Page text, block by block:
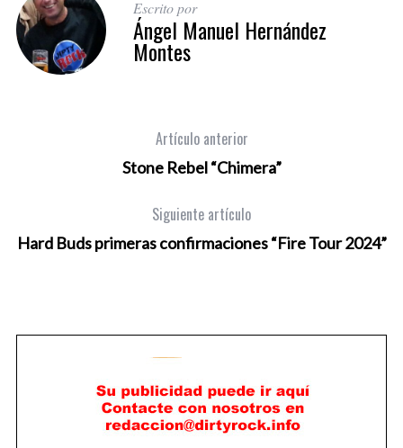
Escrito por
Ángel Manuel Hernández
Montes
Artículo anterior
Stone Rebel “Chimera”
Siguiente artículo
Hard Buds primeras confirmaciones “Fire Tour 2024”